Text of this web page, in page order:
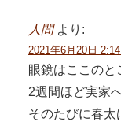
人間 より:
2021年6月20日
眼鏡はここのと
2週間ほど実家
そのたびに春太